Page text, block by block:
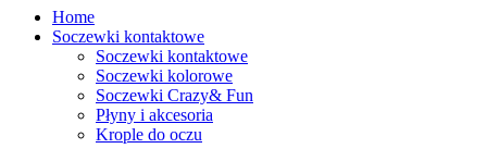
Home
Soczewki kontaktowe
Soczewki kontaktowe
Soczewki kolorowe
Soczewki Crazy& Fun
Płyny i akcesoria
Krople do oczu